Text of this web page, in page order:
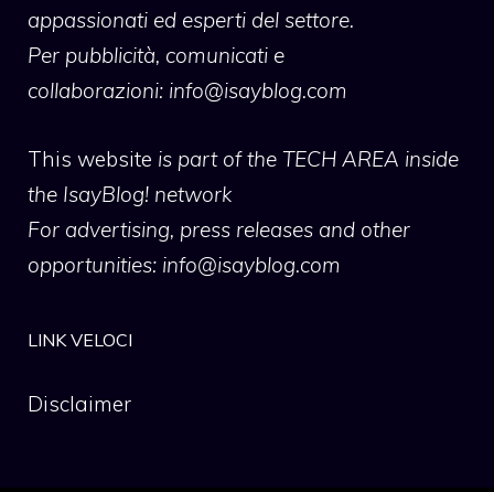
appassionati ed esperti del settore.
Per pubblicità, comunicati e
collaborazioni: info@isayblog.com
This website is part of the TECH AREA inside
the IsayBlog! network
For advertising, press releases and other
opportunities: info@isayblog.com
LINK VELOCI
Disclaimer